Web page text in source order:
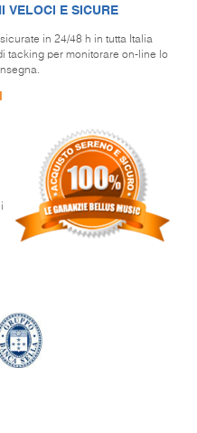
VELOCI E SICURE
in 24/48 h in tutta Italia
tacking per monitorare on-line lo